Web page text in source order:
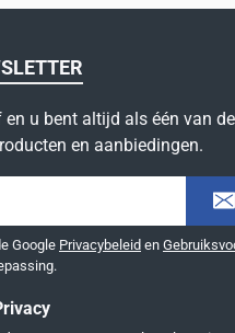
u bent altijd als één van
en aanbiedingen.
Google Privacybeleid en